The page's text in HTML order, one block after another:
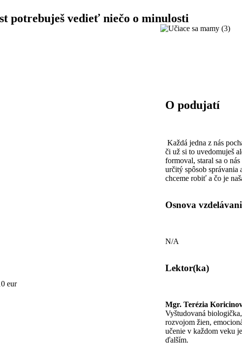
potrebuješ vedieť niečo o minulosti
eur
O podujatí
Každá jedna z nás
či už si to uvedomuješ
formoval, staral sa o
určitý spôsob
chceme robiť a čo je
Osnova
N/A
Lektor(ka)
Mgr. Terézia
Vyštudovaná
rozvojom žien,
učenie v každom veku
ďalším.